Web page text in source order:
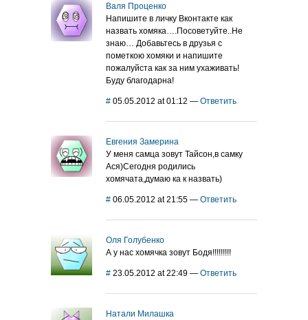
Валя Проценко
Напишите в личку Вконтакте как
назвать хомяка….Посоветуйте..Не
знаю… Добавьтесь в друзья с
пометкою хомяки и напишите
пожалуйста как за ним ухаживать!
Буду благодарна!
# 05.05.2012 at 01:12 — Ответить
Евгения Замерина
У меня самца зовут Тайсон,в самку
Ася)Сегодня родились
хомячата,думаю ка к назвать)
# 06.05.2012 at 21:55 — Ответить
Оля Голубенко
А у нас хомячка зовут Бодя!!!!!!!!!
# 23.05.2012 at 22:49 — Ответить
Натали Милашка